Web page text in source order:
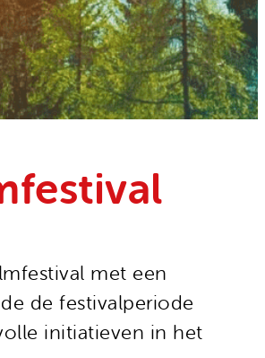
met een
de festivalperiode
initiatieven in het